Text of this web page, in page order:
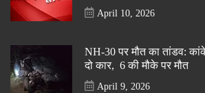
April 10, 2026
NH-30 पर मौत का तांडव:
दो कार, 6 की मौके पर मौत
April 9, 2026